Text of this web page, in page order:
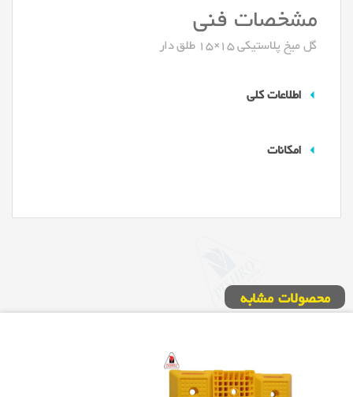
مشخصات فنی
گل میخ پلاستیکی 15×15 طلق دار
اطلاعات کلی
امکانات
محصولات مشابه